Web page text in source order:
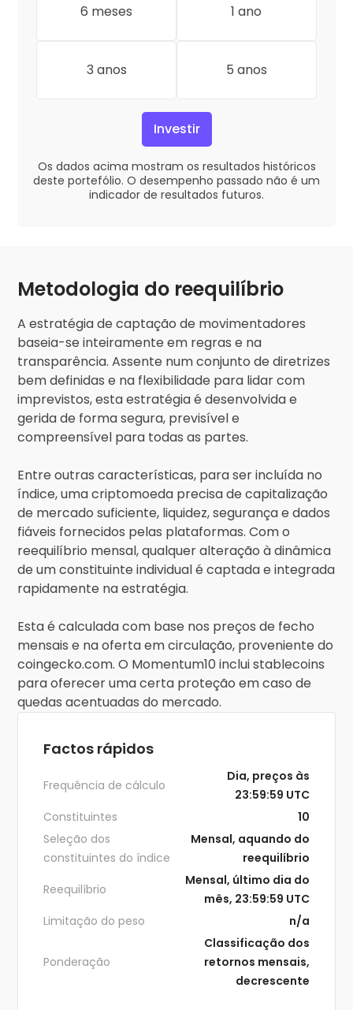
6 meses 1 ano
3 anos 5 anos
Investir
Os dados acima mostram os resultados históricos
deste portefólio. O desempenho passado não é um
indicador de resultados futuros.
Metodologia do reequilíbrio
A estratégia de captação de movimentadores
baseia-se inteiramente em regras e na
transparência. Assente num conjunto de diretrizes
bem definidas e na flexibilidade para lidar com
imprevistos, esta estratégia é desenvolvida e
gerida de forma segura, previsível e
compreensível para todas as partes.
Entre outras características, para ser incluída no
índice, uma criptomoeda precisa de capitalização
de mercado suficiente, liquidez, segurança e dados
fiáveis fornecidos pelas plataformas. Com o
reequilíbrio mensal, qualquer alteração à dinâmica
de um constituinte individual é captada e integrada
rapidamente na estratégia.
Esta é calculada com base nos preços de fecho
mensais e na oferta em circulação, proveniente do
coingecko.com. O Momentum10 inclui stablecoins
para oferecer uma certa proteção em caso de
quedas acentuadas do mercado.
Factos rápidos
Frequência de cálculo
Dia, preços às
23:59:59 UTC
Constituintes
10
Seleção dos
constituintes do índice
Mensal, aquando do
reequilíbrio
Reequilíbrio
Mensal, último dia do
mês, 23:59:59 UTC
Limitação do peso
n/a
Ponderação
Classificação dos
retornos mensais,
decrescente